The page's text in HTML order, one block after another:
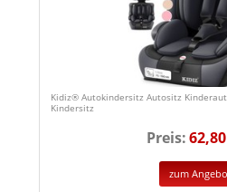
Kidiz® Autokindersitz Autositz
Kindersitz
Preis:
zum